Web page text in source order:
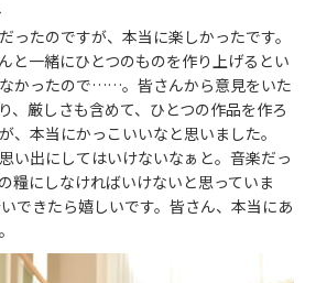
ったのですが、本当に楽しかったです。
と一緒にひとつのものを作り上げるとい
かったので……。皆さんから意見をいた
、厳しさも含めて、ひとつの作品を作ろ
、本当にかっこいいなと思いました。
い出にしてはいけないなぁと。音楽だっ
糧にしなければいけないと思っていま
できたら嬉しいです。皆さん、本当にあ